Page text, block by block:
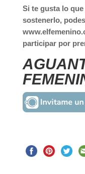
Si te gusta lo
sostenerlo,
participar por